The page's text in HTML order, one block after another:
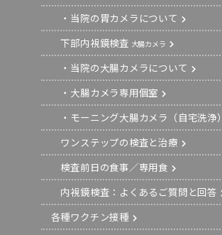
・当院の胃カメラについて
下部内視鏡検査 大腸カメラ
・当院の大腸カメラについて
・大腸カメラ専用個室
・モーニング大腸カメラ（自宅洗浄）
ワンステップの検査と治療
検査前日の食事／専用食
内視鏡検査：よくあるご質問と回答
各種ワクチン接種